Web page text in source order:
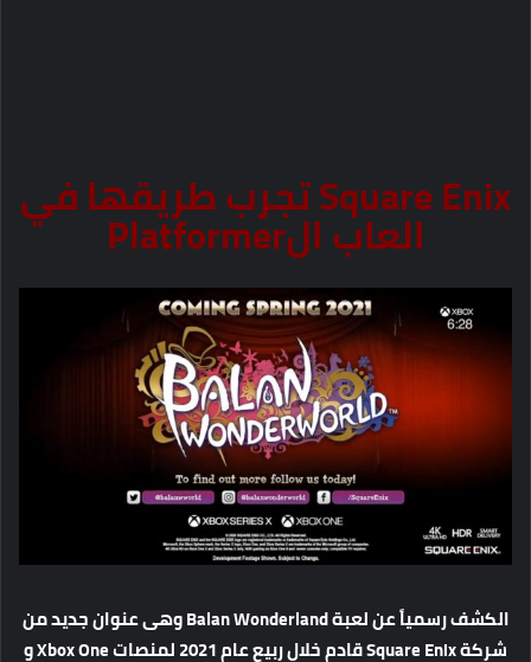
Square Enix تجرب طريقها في
العاب الPlatformer
الكشف رسمياً عن لعبة Balan Wonderland وهى عنوان جديد من
شركة Square Enix قادم خلال ربيع عام 2021 لمنصات Xbox One و